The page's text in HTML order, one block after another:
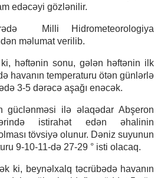
edəcəyi gözlənilir.
Milli Hidrometeorologiya
məlumat verilib.
həftənin sonu, gələn həftənin ilk
havanın temperaturu ötən günlərlə
3-5 dərəcə aşağı enəcək.
güclənməsi ilə əlaqədar Abşeron
istirahət edən əhalinin
tövsiyə olunur. Dəniz suyunun
9-10-11-də 27-29 ° isti olacaq.
ki, beynəlxalq təcrübədə havanın